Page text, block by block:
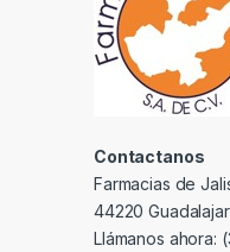
Contactanos
Farmacias de
44220
Llámanos ahora: